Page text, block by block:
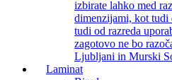
izbirate lahko med
dimenzijami, kot tudi
tudi od razreda
zagotovo ne bo
Ljubljani in Murski
Laminat